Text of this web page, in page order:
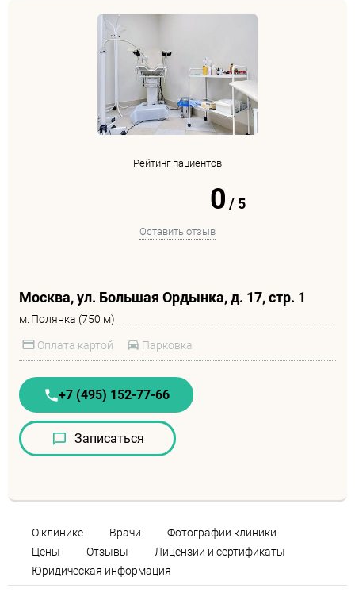
Рейтинг пациентов
0 / 5
Оставить отзыв
Москва, ул. Большая Ордынка, д. 17, стр. 1
м. Полянка (750 м)
Оплата картой Парковка
+7 (495) 152-77-66
Записаться
О клинике Врачи
Фотографии клиники
Цены
Отзывы
Лицензии и сертификаты
Юридическая информация